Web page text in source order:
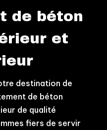
de béton
et
destination de
de béton
de qualité
fiers de servir